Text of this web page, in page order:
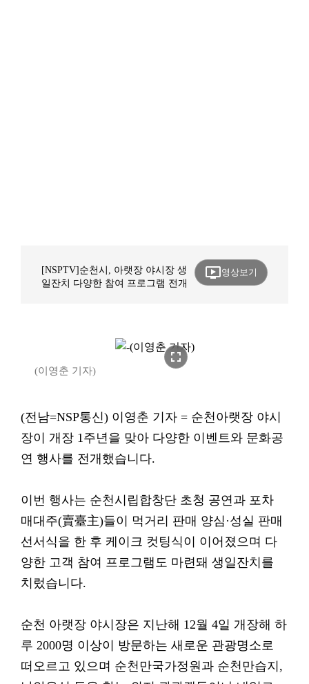
[NSPTV]순천시, 아랫장 야시장 생
일잔치 다양한 참여 프로그램 전개
ondemand_video영상보기
fullscreen
(이영춘 기자)
(전남=NSP통신) 이영춘 기자 = 순천아랫장 야시
장이 개장 1주년을 맞아 다양한 이벤트와 문화공
연 행사를 전개했습니다.
이번 행사는 순천시립합창단 초청 공연과 포차
매대주(賣臺主)들이 먹거리 판매 양심·성실 판매
선서식을 한 후 케이크 컷팅식이 이어졌으며 다
양한 고객 참여 프로그램도 마련돼 생일잔치를
치렀습니다.
순천 아랫장 야시장은 지난해 12월 4일 개장해 하
루 2000명 이상이 방문하는 새로운 관광명소로
떠오르고 있으며 순천만국가정원과 순천만습지,